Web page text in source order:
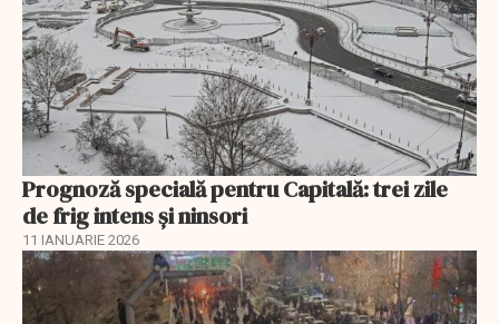
Prognoză specială pentru Capitală: trei zile
de frig intens și ninsori
11 IANUARIE 2026